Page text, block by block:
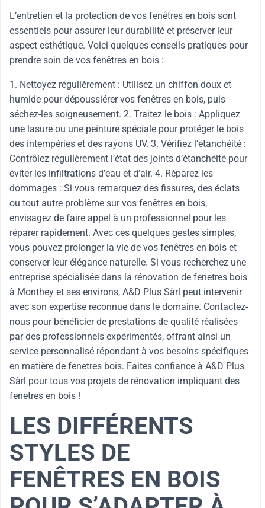
L’entretien et la protection de vos fenêtres en bois sont
essentiels pour assurer leur durabilité et préserver leur
aspect esthétique. Voici quelques conseils pratiques pour
prendre soin de vos fenêtres en bois :
1. Nettoyez régulièrement : Utilisez un chiffon doux et
humide pour dépoussiérer vos fenêtres en bois, puis
séchez-les soigneusement. 2. Traitez le bois : Appliquez
une lasure ou une peinture spéciale pour protéger le bois
des intempéries et des rayons UV. 3. Vérifiez l’étanchéité :
Contrôlez régulièrement l’état des joints d’étanchéité pour
éviter les infiltrations d’eau et d’air. 4. Réparez les
dommages : Si vous remarquez des fissures, des éclats
ou tout autre problème sur vos fenêtres en bois,
envisagez de faire appel à un professionnel pour les
réparer rapidement. Avec ces quelques gestes simples,
vous pouvez prolonger la vie de vos fenêtres en bois et
conserver leur élégance naturelle. Si vous recherchez une
entreprise spécialisée dans la rénovation de fenetres bois
à Monthey et ses environs, A&D Plus Sàrl peut intervenir
avec son expertise reconnue dans le domaine. Contactez-
nous pour bénéficier de prestations de qualité réalisées
par des professionnels expérimentés, offrant ainsi un
service personnalisé répondant à vos besoins spécifiques
en matière de fenetres bois. Faites confiance à A&D Plus
Sàrl pour tous vos projets de rénovation impliquant des
fenetres en bois !
LES DIFFÉRENTS
STYLES DE
FENÊTRES EN BOIS